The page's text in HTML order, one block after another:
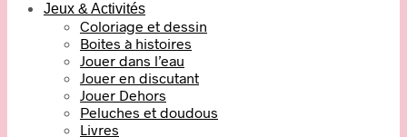
Jeux & Activités
Coloriage et dessin
Boites à histoires
Jouer dans l’eau
Jouer en discutant
Jouer Dehors
Peluches et doudous
Livres